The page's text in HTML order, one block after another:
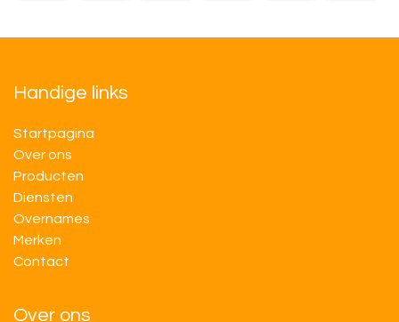
Handige links
Startpagina
Over ons
Producten
Diensten
Overnames
M​​erken
Contact
Over ons